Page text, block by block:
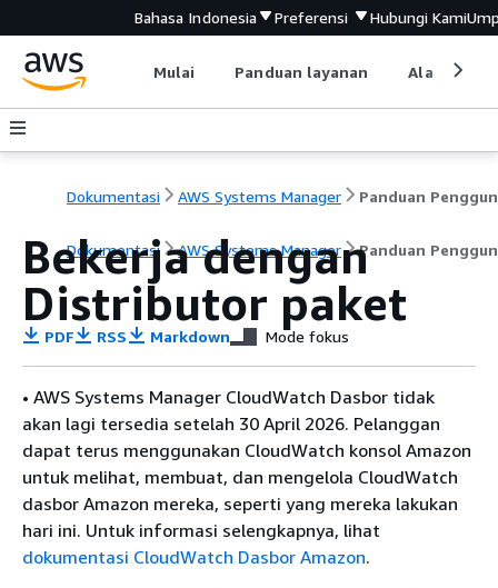
Bahasa Indonesia Preferensi Hubungi Kami
Mulai Panduan layanan Alat
Dokumentasi AWS Systems Manager Panduan
Dokumentasi AWS Systems Manager Panduan
Bekerja dengan
Distributor paket
PDF RSS Markdown Mode fokus
• AWS Systems Manager CloudWatch Dasbor tidak
akan lagi tersedia setelah 30 April 2026. Pelanggan
dapat terus menggunakan CloudWatch konsol Amazon
untuk melihat, membuat, dan mengelola CloudWatch
dasbor Amazon mereka, seperti yang mereka lakukan
hari ini. Untuk informasi selengkapnya, lihat
dokumentasi CloudWatch Dasbor Amazon.